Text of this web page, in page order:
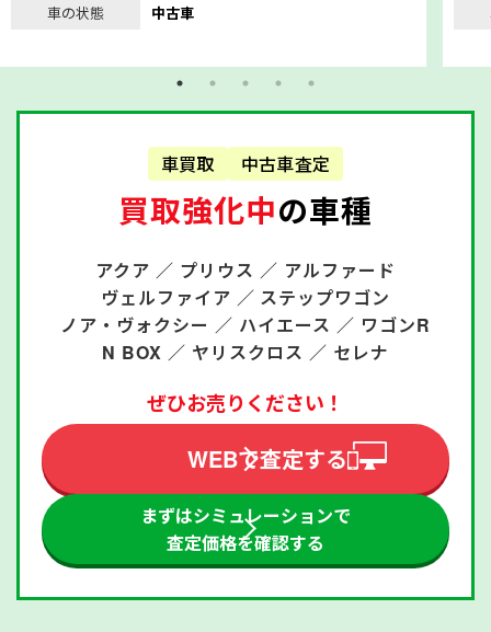
車の状態
中古車
車買取 中古車査定
買取強化中の車種
アクア ／ プリウス ／ アルファード
ヴェルファイア ／ ステップワゴン
ノア・ヴォクシー ／ ハイエース ／ ワゴンR
N BOX ／ ヤリスクロス ／ セレナ
ぜひお売りください！
WEBで査定する
まずはシミュレーションで
査定価格を確認する